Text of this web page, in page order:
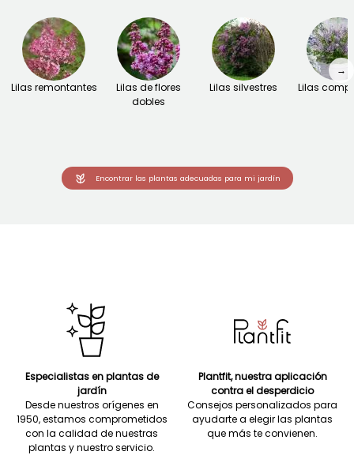
Lilas remontantes
Lilas de flores
dobles
Lilas silvestres Lilas
→
Encontrar las plantas adecuadas para mi jardín
Especialistas en plantas de
jardín
Desde nuestros orígenes en
1950, estamos comprometidos
con la calidad de nuestras
plantas y nuestro servicio.
Plantfit, nuestra aplicación
contra el desperdicio
Consejos personalizados para
ayudarte a elegir las plantas
que más te convienen.